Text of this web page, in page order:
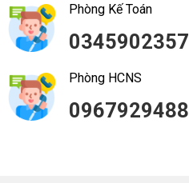
Phòng Kế Toán
0345902357
Phòng HCNS
0967929488